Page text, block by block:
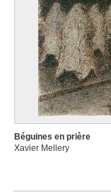
Béguines en prière
Xavier Mellery